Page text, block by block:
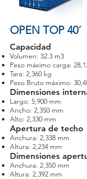
OPEN TOP 40´
Capacidad
Volumen: 32.3 m3
Peso máximo carga:
Tara: 2,360 kg
Peso Bruto máximo:
Dimensiones
Largo: 5,900 mm
Ancho: 2,350 mm
Alto: 2,330 mm
Apertura de techo
Anchura: 2,338 mm
Altura: 2,234 mm
Dimensiones
Anchura: 2,350 mm
Altura: 2,392 mm